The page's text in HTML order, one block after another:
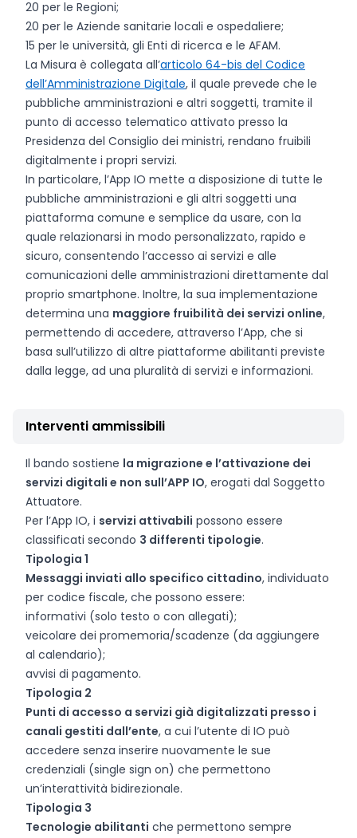
20 per le Regioni;
20 per le Aziende sanitarie locali e ospedaliere;
15 per le università, gli Enti di ricerca e le AFAM.
La Misura è collegata all’articolo 64-bis del Codice
dell’Amministrazione Digitale, il quale prevede che le
pubbliche amministrazioni e altri soggetti, tramite il
punto di accesso telematico attivato presso la
Presidenza del Consiglio dei ministri, rendano fruibili
digitalmente i propri servizi.
In particolare, l’App IO mette a disposizione di tutte le
pubbliche amministrazioni e gli altri soggetti una
piattaforma comune e semplice da usare, con la
quale relazionarsi in modo personalizzato, rapido e
sicuro, consentendo l’accesso ai servizi e alle
comunicazioni delle amministrazioni direttamente dal
proprio smartphone. Inoltre, la sua implementazione
determina una maggiore fruibilità dei servizi online,
permettendo di accedere, attraverso l’App, che si
basa sull’utilizzo di altre piattaforme abilitanti previste
dalla legge, ad una pluralità di servizi e informazioni.
Interventi ammissibili
Il bando sostiene la migrazione e l’attivazione dei
servizi digitali e non sull’APP IO, erogati dal Soggetto
Attuatore.
Per l’App IO, i servizi attivabili possono essere
classificati secondo 3 differenti tipologie.
Tipologia 1
Messaggi inviati allo specifico cittadino, individuato
per codice fiscale, che possono essere:
informativi (solo testo o con allegati);
veicolare dei promemoria/scadenze (da aggiungere
al calendario);
avvisi di pagamento.
Tipologia 2
Punti di accesso a servizi già digitalizzati presso i
canali gestiti dall’ente, a cui l’utente di IO può
accedere senza inserire nuovamente le sue
credenziali (single sign on) che permettono
un’interattività bidirezionale.
Tipologia 3
Tecnologie abilitanti che permettono sempre